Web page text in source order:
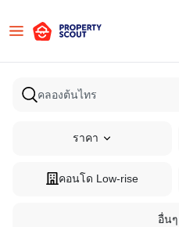
ราคา
คอนโด Low-rise
อื่นๆ